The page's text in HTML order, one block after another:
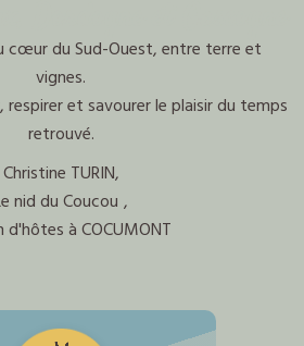
cœur du Sud-Ouest, entre terre et
vignes.
respirer et savourer le plaisir du temps
retrouvé.
Christine TURIN,
nid du Coucou ,
d'hôtes à COCUMONT